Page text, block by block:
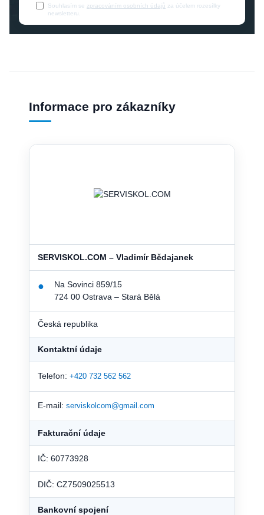
Souhlasím se zpracováním osobních údajů za účelem rozesílky
newsletteru.
Informace pro zákazníky
SERVISKOL.COM – Vladimír Bědajanek
●
Na Sovinci 859/15
724 00 Ostrava – Stará Bělá
Česká republika
Kontaktní údaje
Telefon: +420 732 562 562
E-mail: serviskolcom@gmail.com
Fakturační údaje
IČ: 60773928
DIČ: CZ7509025513
Bankovní spojení